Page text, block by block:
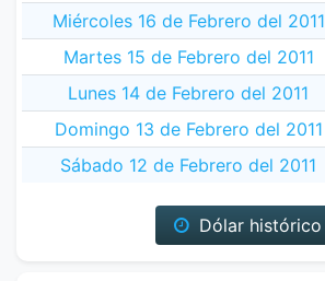
Miércoles 16 de Febrero del 2011
Martes 15 de Febrero del 2011
Lunes 14 de Febrero del 2011
Domingo 13 de Febrero del 2011
Sábado 12 de Febrero del 2011
Dólar histórico